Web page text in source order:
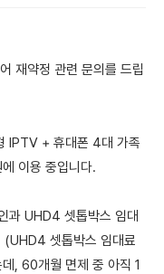
재약정 관련 문의를 드립
IPTV + 휴대폰 4대 가족
이용 중입니다.
과 UHD4 셋톱박스 임대
셋톱박스 임대료
, 60개월 면제 중 아직 1